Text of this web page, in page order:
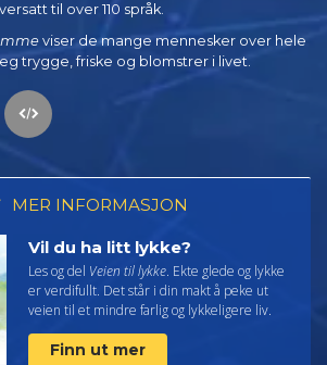
til over 110 språk.
viser de mange mennesker over hele
trygge, friske og blomstrer i livet.
MER INFORMASJON
Vil du ha litt lykke?
Les og del Veien til lykke. Ekte glede og lykke
er verdifullt. Det står i din makt å peke ut
veien til et mindre farlig og lykkeligere liv.
Finn ut mer